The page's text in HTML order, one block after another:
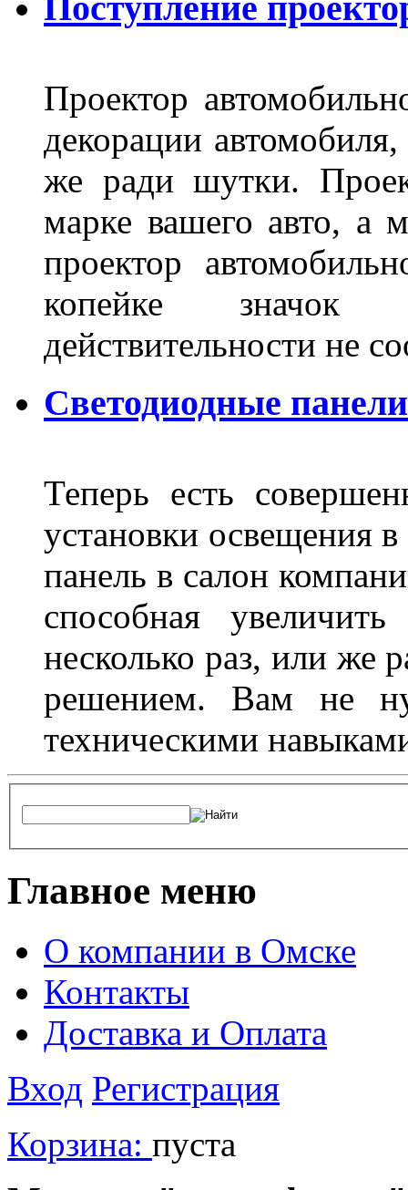
Проектор
декорации
же ради шутки.
марке вашего авто, а
проектор
копейке
действительности не
Светодиодные
Теперь есть
установки освещения
панель в салон
способная
несколько раз, или же
решением. Вам не
техническими
Главное меню
О компании в Омске
Контакты
Доставка и Оплата
Вход Регистрация
Корзина: пуста